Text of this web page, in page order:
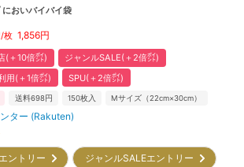
においバイバイ袋
/枚 1,856円
(＋10倍㌽)
ジャンルSALE(＋2倍㌽)
用(＋1倍㌽)
SPU(＋2倍㌽)
送料698円 150枚入 Mサイズ（22cm×30cm）
ター (Rakuten)
ントリー
ジャンルSALEエントリー